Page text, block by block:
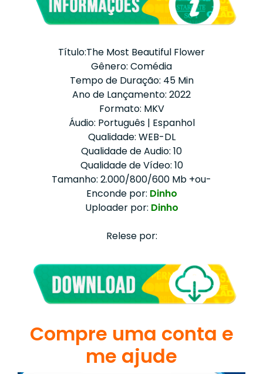
Título:The Most Beautiful Flower
Gênero: Comédia
Tempo de Duração: 45 Min
Ano de Lançamento: 2022
Formato: MKV
Áudio: Português | Espanhol
Qualidade: WEB-DL
Qualidade de Audio: 10
Qualidade de Vídeo: 10
Tamanho: 2.000/800/600 Mb +ou-
Enconde por: Dinho
Uploader por: Dinho
Relese por:
Compre uma conta e
me ajude